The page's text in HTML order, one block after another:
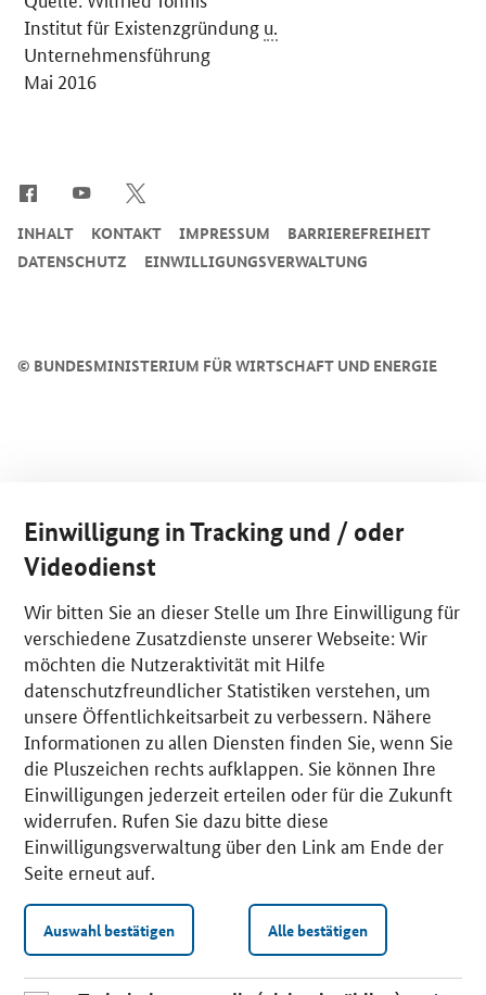
Institut für Existenzgründung u.
Unternehmensführung
Mai 2016
© BUNDESMINISTERIUM FÜR WIRTSCHAFT UND ENERGIE
INHALT KONTAKT IMPRESSUM
BARRIEREFREIHEIT
DATENSCHUTZ
EINWILLIGUNGSVERWALTUNG
Einwilligung in Tracking und / oder
Videodienst
Wir bitten Sie an dieser Stelle um Ihre Einwilligung für
verschiedene Zusatzdienste unserer Webseite: Wir
möchten die Nutzeraktivität mit Hilfe
datenschutzfreundlicher Statistiken verstehen, um
unsere Öffentlichkeitsarbeit zu verbessern. Nähere
Informationen zu allen Diensten finden Sie, wenn Sie
die Pluszeichen rechts aufklappen. Sie können Ihre
Einwilligungen jederzeit erteilen oder für die Zukunft
widerrufen. Rufen Sie dazu bitte diese
Einwilligungsverwaltung über den Link am Ende der
Seite erneut auf.
Auswahl bestätigen Alle bestätigen